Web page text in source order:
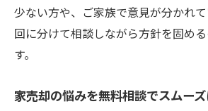
少ない方や、ご家族で意見が分かれ
回に分けて相談しながら方針を固め
す。
家売却の悩みを無料相談でスムー